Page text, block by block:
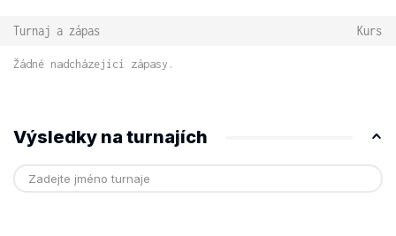
Turnaj a zápas Kurs
Žádné nadcházející zápasy.
Výsledky na turnajích